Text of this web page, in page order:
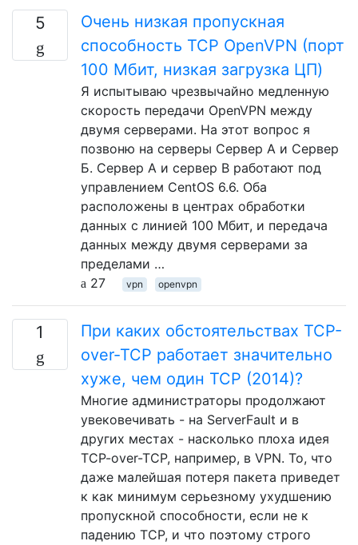
5
Очень низкая пропускная
способность TCP OpenVPN (порт
100 Мбит, низкая загрузка ЦП)
Я испытываю чрезвычайно медленную
скорость передачи OpenVPN между
двумя серверами. На этот вопрос я
позвоню на серверы Сервер А и Сервер
Б. Сервер A и сервер B работают под
управлением CentOS 6.6. Оба
расположены в центрах обработки
данных с линией 100 Мбит, и передача
данных между двумя серверами за
пределами …
27
vpn openvpn
1
При каких обстоятельствах TCP-
over-TCP работает значительно
хуже, чем один TCP (2014)?
Многие администраторы продолжают
увековечивать - на ServerFault и в
других местах - насколько плоха идея
TCP-over-TCP, например, в VPN. То, что
даже малейшая потеря пакета приведет
к как минимум серьезному ухудшению
пропускной способности, если не к
падению TCP, и что поэтому строго